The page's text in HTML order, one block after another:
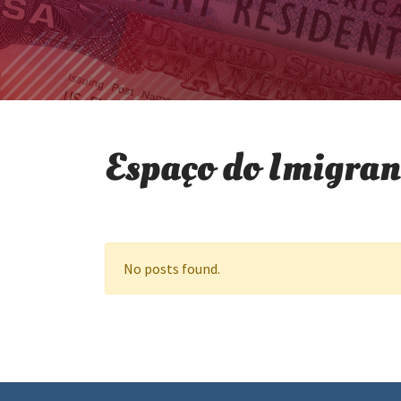
Espaço do
No posts found.